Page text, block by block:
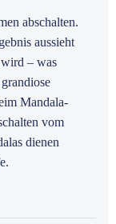
abschalten.
aussieht
– was
Mandala-
vom
dienen